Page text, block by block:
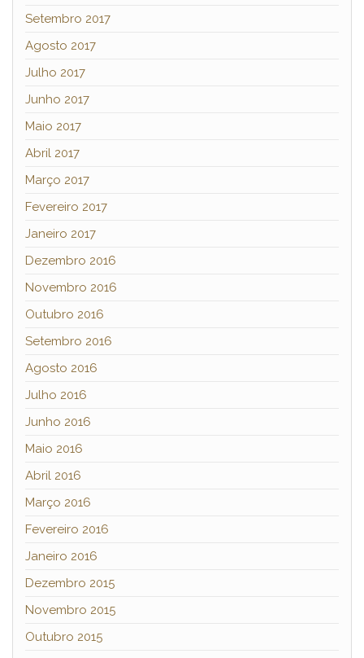
Setembro 2017
Agosto 2017
Julho 2017
Junho 2017
Maio 2017
Abril 2017
Março 2017
Fevereiro 2017
Janeiro 2017
Dezembro 2016
Novembro 2016
Outubro 2016
Setembro 2016
Agosto 2016
Julho 2016
Junho 2016
Maio 2016
Abril 2016
Março 2016
Fevereiro 2016
Janeiro 2016
Dezembro 2015
Novembro 2015
Outubro 2015